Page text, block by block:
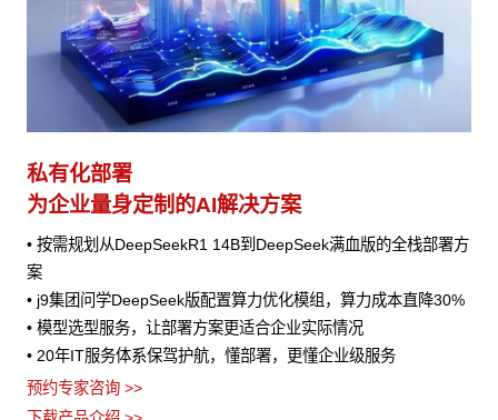
私有化部署
为企业量身定制的AI解决方案
• 按需规划从DeepSeekR1 14B到DeepSeek满血版的全栈部署方
案
• j9集团问学DeepSeek版配置算力优化模组，算力成本直降30%
• 模型选型服务，让部署方案更适合企业实际情况
• 20年IT服务体系保驾护航，懂部署，更懂企业级服务
预约专家咨询 >>